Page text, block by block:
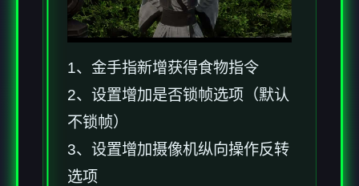
1、金手指新增获得食物指令
2、设置增加是否锁帧选项（默认
不锁帧）
3、设置增加摄像机纵向操作反转
选项